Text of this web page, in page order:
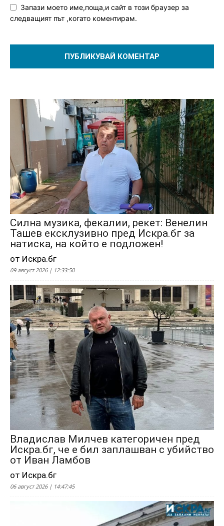
Запази моето име,поща,и сайт в този браузер за
следващият път ,когато коментирам.
Силна музика, фекалии, рекет: Венелин
Ташев ексклузивно пред Искра.бг за
натиска, на който е подложен!
от Искра.бг
09 август 2026 | 12:33:50
Владислав Милчев категоричен пред
Искра.бг, че е бил заплашван с убийство
от Иван Ламбов
от Искра.бг
06 август 2026 | 14:47:45